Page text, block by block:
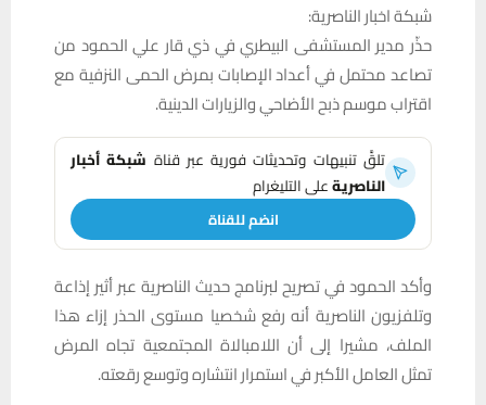
شبكة اخبار الناصرية:
حذّر مدير المستشفى البيطري في ذي قار علي الحمود من
تصاعد محتمل في أعداد الإصابات بمرض الحمى النزفية مع
اقتراب موسم ذبح الأضاحي والزيارات الدينية.
تلقَّ تنبيهات وتحديثات فورية عبر قناة شبكة أخبار
الناصريةعلى التليغرام
انضم للقناة
وأكد الحمود في تصريح لبرنامج حديث الناصرية عبر أثير إذاعة
وتلفزيون الناصرية أنه رفع شخصيا مستوى الحذر إزاء هذا
الملف، مشيرا إلى أن اللامبالاة المجتمعية تجاه المرض
تمثل العامل الأكبر في استمرار انتشاره وتوسع رقعته.